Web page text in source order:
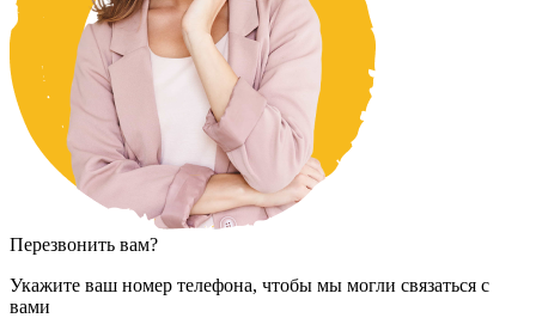
Перезвонить вам?
Укажите ваш номер телефона, чтобы мы могли связаться с
вами